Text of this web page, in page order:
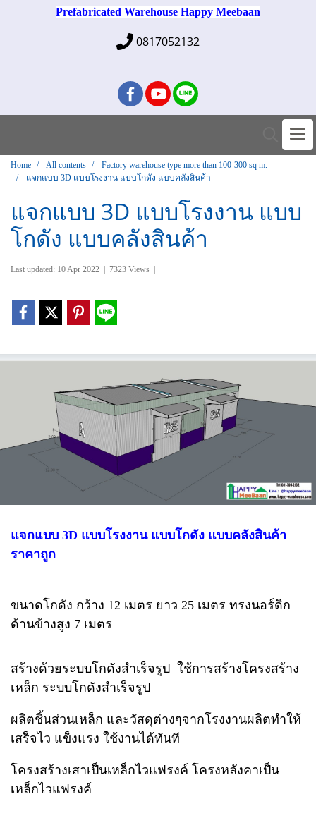
Prefabricated Warehouse Happy Meebaan
0817052132
Home All contents
Factory warehouse type more than 100-300 sq m.
แจกแบบ 3D แบบโรงงาน แบบโกดัง แบบคลังสินค้า
แจกแบบ 3D แบบโรงงาน แบบ
โกดัง แบบคลังสินค้า
Last updated: 10 Apr 2022 7323 Views
แจกแบบ 3D แบบโรงงาน แบบโกดัง แบบคลังสินค้า
ราคาถูก
ขนาดโกดัง กว้าง 12 เมตร ยาว 25 เมตร ทรงนอร์ดิก
ด้านข้างสูง 7 เมตร
สร้างด้วยระบบโกดังสำเร็จรูป ใช้การสร้างโครงสร้าง
เหล็ก ระบบโกดังสำเร็จรูป
ผลิตชิ้นส่วนเหล็ก และวัสดุต่างๆจากโรงงานผลิตทำให้
เสร็จไว แข็งแรง ใช้งานได้ทันที
โครงสร้างเสาเป็นเหล็กไวแฟรงค์ โครงหลังคาเป็น
เหล็กไวแฟรงค์